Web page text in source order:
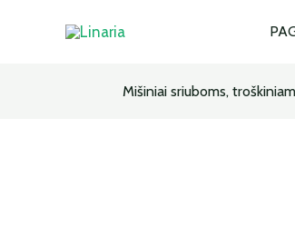
Mišiniai sriuboms,